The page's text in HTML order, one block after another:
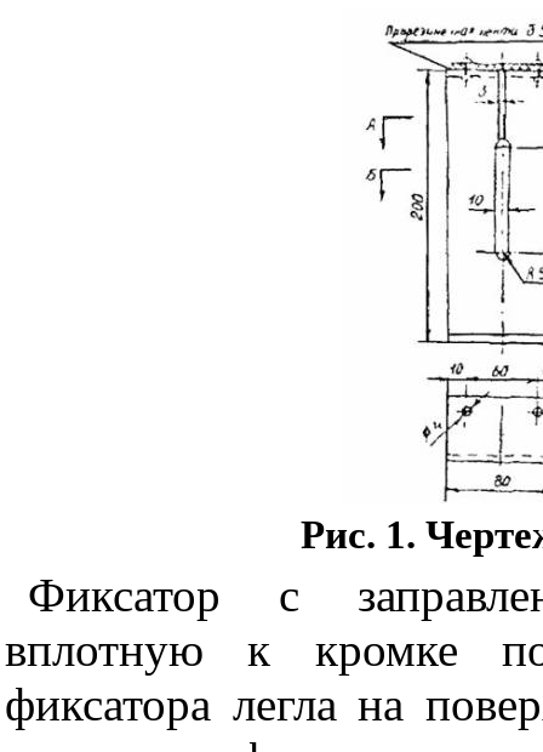
Рис. 1.
Фиксатор с
вплотную к кромке
фиксатора легла на